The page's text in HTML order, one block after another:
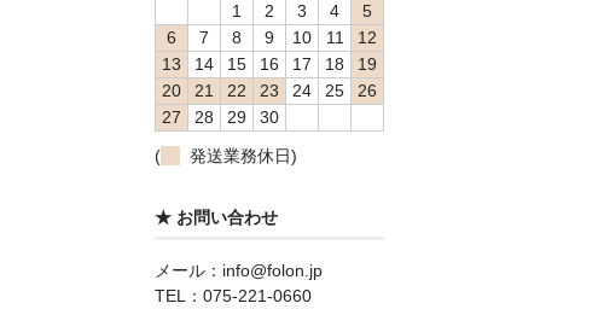
1
2 3 4
5
6
7 8 9 10 11
12
13
14 15 16 17 18
19
20
21 22 23 24 25
26
27
28 29
30
(
発送業務休日)
★ お問い合わせ
メール：info@folon.jp
TEL：075-221-0660